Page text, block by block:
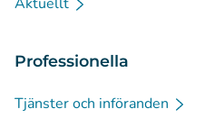
Professionella
Tjänster och införanden